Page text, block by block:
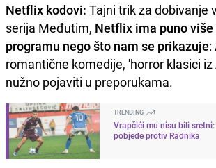
Netflix kodovi: Tajni trik za dobivanje
serija Međutim, Netflix ima puno
programu nego što nam se prikazuje:
romantične komedije, 'horror klasici iz
nužno pojaviti u preporukama.
TRENDING
Vrapčići mu nisu bili
pobjede protiv Radnika